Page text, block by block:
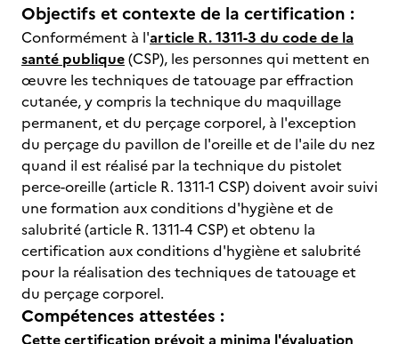
Objectifs et contexte de la certification :
Conformément à l'article R. 1311-3 du code de la
santé publique(CSP), les personnes qui mettent en
œuvre les techniques de tatouage par effraction
cutanée, y compris la technique du maquillage
permanent, et du perçage corporel, à l'exception
du perçage du pavillon de l'oreille et de l'aile du nez
quand il est réalisé par la technique du pistolet
perce-oreille (article R. 1311-1 CSP) doivent avoir suivi
une formation aux conditions d'hygiène et de
salubrité (article R. 1311-4 CSP) et obtenu la
certification aux conditions d'hygiène et salubrité
pour la réalisation des techniques de tatouage et
du perçage corporel.
Compétences attestées :
Cette certification prévoit a minima l'évaluation